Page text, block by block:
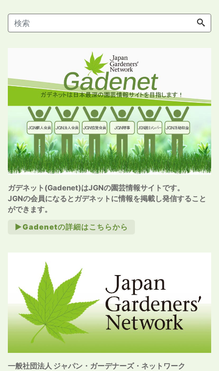
ガデネット(Gadenet)はJGNの園芸情報サイトです。
JGNの会員になるとガデネットに情報を掲載し発信すること
ができます。
►Gadenetの詳細はこちらから
一般社団法人 ジャパン・ガーデナーズ・ネットワーク